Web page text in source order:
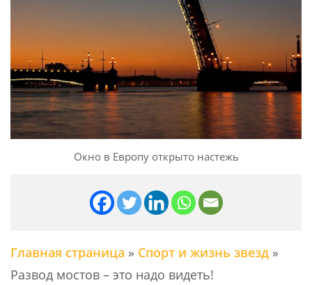
Окно в Европу открыто настежь
Главная страница » Спорт и жизнь звезд »
Развод мостов – это надо видеть!